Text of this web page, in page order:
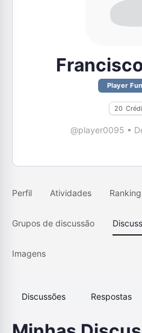
Player
20
@player0095 •
Perfil Atividades Ranking
Grupos de discussão
Imagens
Discussões Respostas